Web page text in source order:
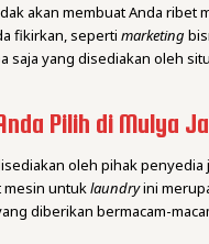
akan membuat Anda ribet
fikirkan, sepertimarketing
saja yang disediakan oleh
Pilih di Mulya
oleh pihak penyedia
mesin untuklaundryini
diberikan bermacam-